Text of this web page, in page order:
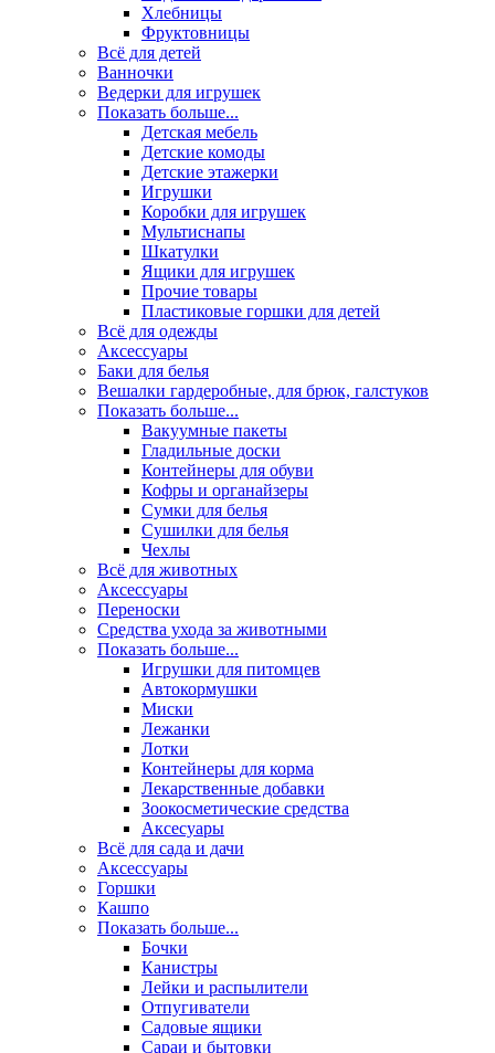
Хлебницы
Фруктовницы
Всё для детей
Ванночки
Ведерки для игрушек
Показать больше...
Детская мебель
Детские комоды
Детские этажерки
Игрушки
Коробки для игрушек
Мультиснапы
Шкатулки
Ящики для игрушек
Прочие товары
Пластиковые горшки для детей
Всё для одежды
Аксессуары
Баки для белья
Вешалки гардеробные, для брюк, галстуков
Показать больше...
Вакуумные пакеты
Гладильные доски
Контейнеры для обуви
Кофры и органайзеры
Сумки для белья
Сушилки для белья
Чехлы
Всё для животных
Аксесcуары
Переноски
Средства ухода за животными
Показать больше...
Игрушки для питомцев
Автокормушки
Миски
Лежанки
Лотки
Контейнеры для корма
Лекарственные добавки
Зоокосметические средства
Аксесуары
Всё для сада и дачи
Аксессуары
Горшки
Кашпо
Показать больше...
Бочки
Канистры
Лейки и распылители
Отпугиватели
Садовые ящики
Сараи и бытовки